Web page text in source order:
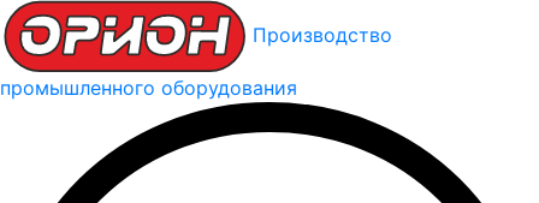
Производство
промышленного оборудования